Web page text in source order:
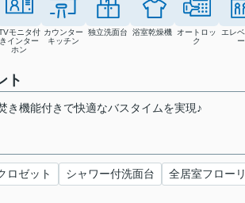
モニタ付
きインター
ホン
カウンター
キッチン
独立洗面台 浴室乾燥機
オートロッ
ク
エレ
ー
ト
き機能付きで快適なバスタイムを実現♪
ロゼット シャワー付洗面台 全居室フロー